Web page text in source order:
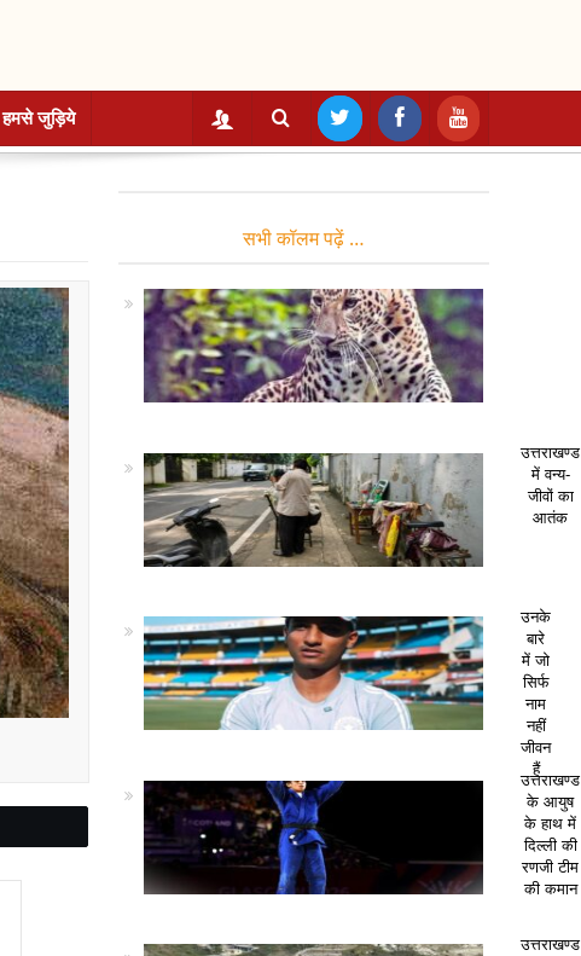
हमसे जुड़िये
सभी कॉलम पढ़ें …
उत्तराखण्ड
में वन्य-
जीवों का
आतंक
उनके
बारे
में जो
सिर्फ
नाम
नहीं
जीवन
हैं
उत्तराखण्ड
के आयुष
के हाथ में
दिल्ली की
रणजी टीम
की कमान
उत्तराखण्ड